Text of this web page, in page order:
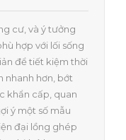
cư, và ý tưởng
hợp với lối sống
để tiết kiệm thời
nhanh hơn, bớt
khẩn cấp, quan
ý một số mẫu
đại lồng ghép